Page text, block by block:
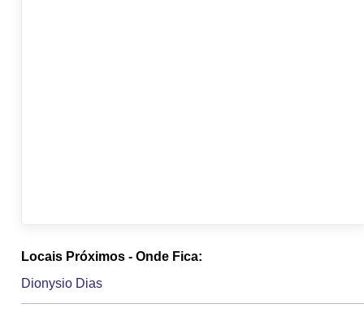
Locais Próximos - Onde Fica:
Dionysio Dias